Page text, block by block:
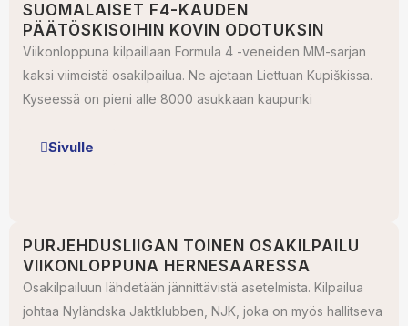
SUOMALAISET F4-KAUDEN
PÄÄTÖSKISOIHIN KOVIN ODOTUKSIN
Viikonloppuna kilpaillaan Formula 4 -veneiden MM-sarjan
kaksi viimeistä osakilpailua. Ne ajetaan Liettuan Kupiškissa.
Kyseessä on pieni alle 8000 asukkaan kaupunki
Sivulle
PURJEHDUSLIIGAN TOINEN OSAKILPAILU
VIIKONLOPPUNA HERNESAARESSA
Osakilpailuun lähdetään jännittävistä asetelmista. Kilpailua
johtaa Nyländska Jaktklubben, NJK, joka on myös hallitseva